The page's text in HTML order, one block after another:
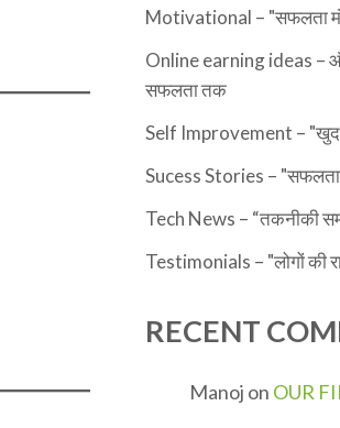
Motivational – "सफलता
Online earning ideas –
सफलता तक
Self Improvement – "खुद
Sucess Stories – "सफलता
Tech News – “तकनीकी
Testimonials – "लोगों की
RECENT
Manoj on OUR